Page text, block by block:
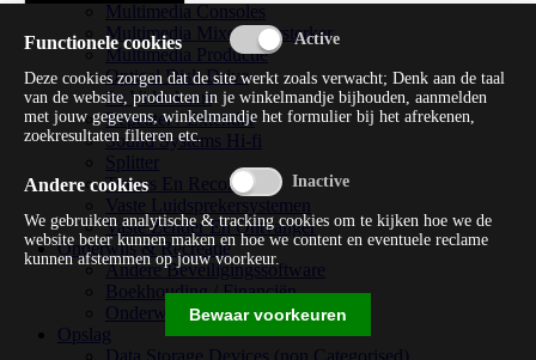
Multimedia Consoles
Multimedia Mixer / Versterker
Multimedia Productie
Optical Disk Drive
Pc Videokaart
Repeater / Extender
Sound Systems Hi-fi
Splitter
Tuners En Recorders
Vaste Luidsprekersystemen
Vaste Zender En Ontvanger
Onderwijs & Recreatie
Andere Beveiligingssoftware
Boekhouding / Financiën
Onderwijs En Wetenschappelijk
Opslag
Functionele cookies
Deze cookies zorgen dat de site werkt zoals verwacht; Denk aan de taal
van de website, producten in je winkelmandje bijhouden, aanmelden
met jouw gegevens, winkelmandje het formulier bij het afrekenen,
zoekresultaten filteren etc.
Andere cookies
We gebruiken analytische & tracking cookies om te kijken hoe we de
website beter kunnen maken en hoe we content en eventuele reclame
kunnen afstemmen op jouw voorkeur.
Bewaar voorkeuren